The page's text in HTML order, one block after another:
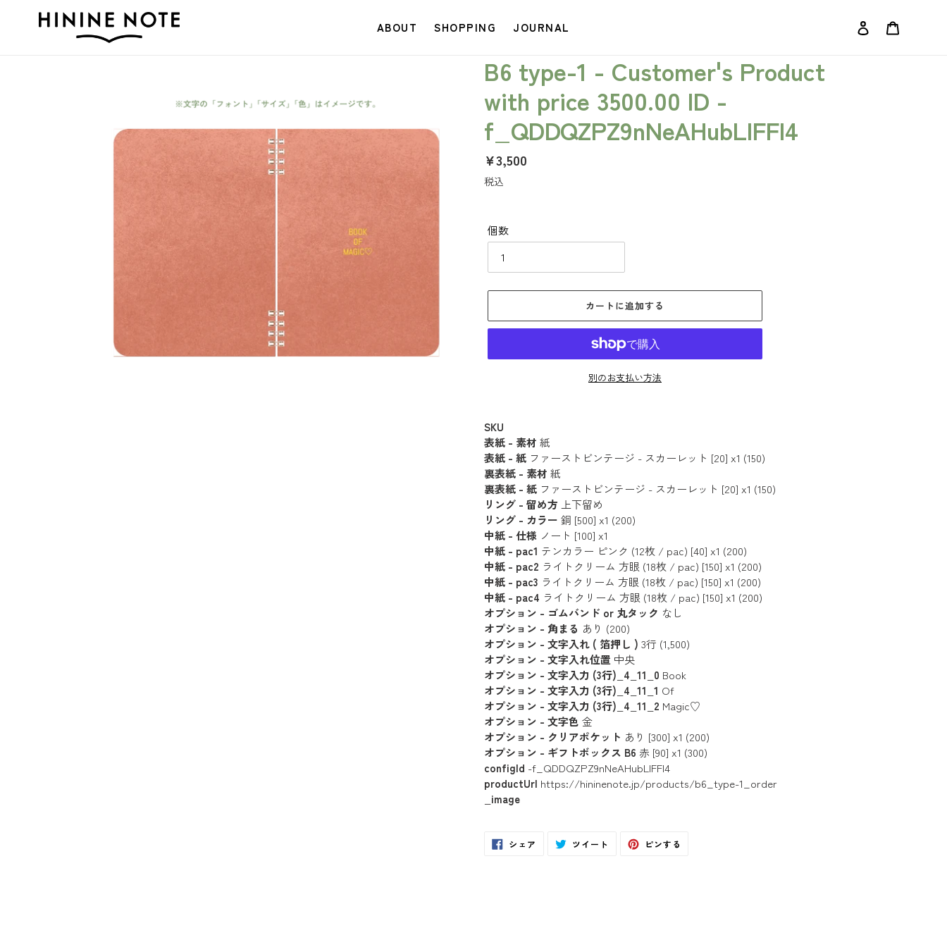
ABOUT SHOPPING JOURNAL ログイン
B6 type-1 - Customer's Product
with price 3500.00 ID -
f_QDDQZPZ9nNeAHubLlFFl4
通
常
¥3,500
税込
個数
カートに追加する
別のお支払い方法
ー
ト
に
商
品
を
追
加
す
る
SKU
表紙 - 素材 紙
表紙 - 紙 ファーストビンテージ - スカーレット [20] x1 (150)
裏表紙 - 素材 紙
裏表紙 - 紙 ファーストビンテージ - スカーレット [20] x1 (150)
リング - 留め方 上下留め
リング - カラー 銅 [500] x1 (200)
中紙 - 仕様 ノート [100] x1
中紙 - pac1 テンカラー ピンク (12枚 / pac) [40] x1 (200)
中紙 - pac2 ライトクリーム 方眼 (18枚 / pac) [150] x1 (200)
中紙 - pac3 ライトクリーム 方眼 (18枚 / pac) [150] x1 (200)
中紙 - pac4 ライトクリーム 方眼 (18枚 / pac) [150] x1 (200)
オプション - ゴムバンド or 丸タック なし
オプション - 角まる あり (200)
オプション - 文字入れ ( 箔押し ) 3行 (1,500)
オプション - 文字入れ位置 中央
オプション - 文字入力 (3行)_4_11_0 Book
オプション - 文字入力 (3行)_4_11_1 Of
オプション - 文字入力 (3行)_4_11_2 Magic♡
オプション - 文字色 金
オプション - クリアポケット あり [300] x1 (200)
オプション - ギフトボックス B6 赤 [90] x1 (300)
configId -f_QDDQZPZ9nNeAHubLlFFl4
productUrl https://hininenote.jp/products/b6_type-1_order
_image
シェア Facebookツイート Twitter ピンする